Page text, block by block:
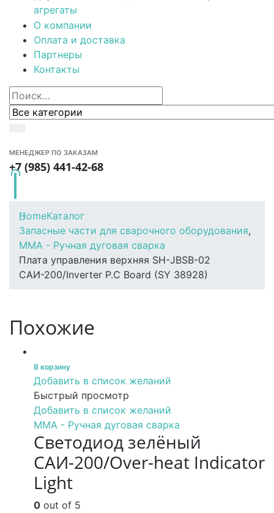
агрегаты
О компании
Оплата и доставка
Партнеры
Контакты
МЕНЕДЖЕР ПО ЗАКАЗАМ
+7 (985) 441-42-68
HomeКаталог
Запасные части для сварочного оборудования,
MMA - Ручная дуговая сварка
Плата управления верхняя SH-JBSB-02
САИ-200/Inverter P.C Board (SY 38928)
Похожие
В корзину
Добавить в список желаний
Быстрый просмотр
Добавить в список желаний
MMA - Ручная дуговая сварка
Светодиод зелёный
САИ-200/Over-heat Indicator
Light
0 out of 5